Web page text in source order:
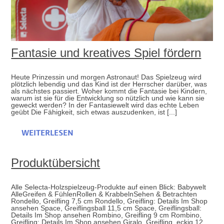
Fantasie und kreatives Spiel fördern
Heute Prinzessin und morgen Astronaut! Das Spielzeug wird
plötzlich lebendig und das Kind ist der Herrscher darüber, was
als nächstes passiert. Woher kommt die Fantasie bei Kindern,
warum ist sie für die Entwicklung so nützlich und wie kann sie
geweckt werden? In der Fantasiewelt wird das echte Leben
geübt Die Fähigkeit, sich etwas auszudenken, ist [...]
WEITERLESEN
Produktübersicht
Alle Selecta-Holzspielzeug-Produkte auf einen Blick: Babywelt
AlleGreifen & FühlenRollen & KrabbelnSehen & Betrachten
Rondello, Greifling 7,5 cm Rondello, Greifling: Details Im Shop
ansehen Space, Greiflingsball 11,5 cm Space, Greiflingsball:
Details Im Shop ansehen Rombino, Greifling 9 cm Rombino,
Greifling: Details Im Shop ansehen Giralo, Greifling, eckig 12